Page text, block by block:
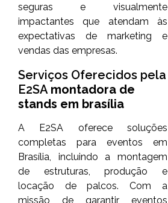
seguras e visualmente
impactantes que atendam às
expectativas de marketing e
vendas das empresas.
Serviços Oferecidos pela
E2SA montadora de
stands em brasília
A E2SA oferece soluções
completas para eventos em
Brasília, incluindo a montagem
de estruturas, produção e
locação de palcos. Com a
missão de garantir eventos